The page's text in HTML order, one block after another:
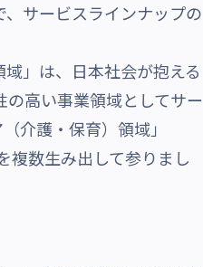
サービスラインナップの
」は、日本社会が抱える
高い事業領域としてサー
介護・保育）領域」
数生み出して参りまし